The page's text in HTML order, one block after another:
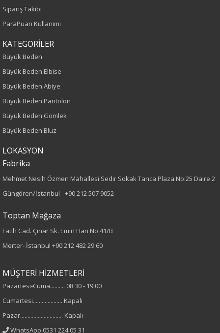
Yaş Grubu
Kalıp
Büyük Beden
Boy
80
Kumaş Tipi
Desen
Düz
Nakışlı
%100 Polyester
Yaka Tipi
Sipariş Takibi
ParaPuan Kullanımı
KATEGORİLER
Büyük Beden
Büyük Beden Elbise
Büyük Beden Abiye
Büyük Beden Pantolon
Büyük Beden Gömlek
Büyük Beden Bluz
LOKASYON
Fabrika
Mehmet Nesih Özmen Mahallesi Sedir Sokak Tanca Plaza No:25 Daire 2
Güngören/İstanbul -+90 212 507 9052
Toptan Mağaza
Fatih Cad. Çınar Sk. Emin Han No:41/B
Merter- İstanbul +90 212 482 29 60
MÜŞTERİ HİZMETLERİ
Pazartesi-Cuma.......... 08:30 - 19:00
Cumartesi.................... Kapalı
Pazar............................. Kapalı
WhatsApp 0531 224 05 31